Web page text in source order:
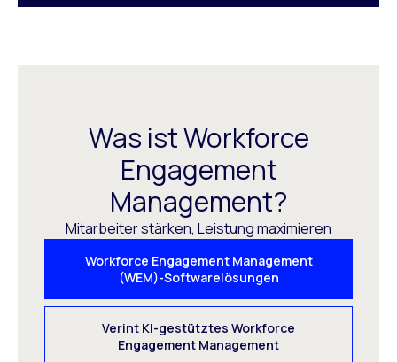
Was ist Workforce
Engagement
Management?
Mitarbeiter stärken, Leistung maximieren
Workforce Engagement Management
(WEM)-Softwarelösungen
Verint KI-gestütztes Workforce
Engagement Management